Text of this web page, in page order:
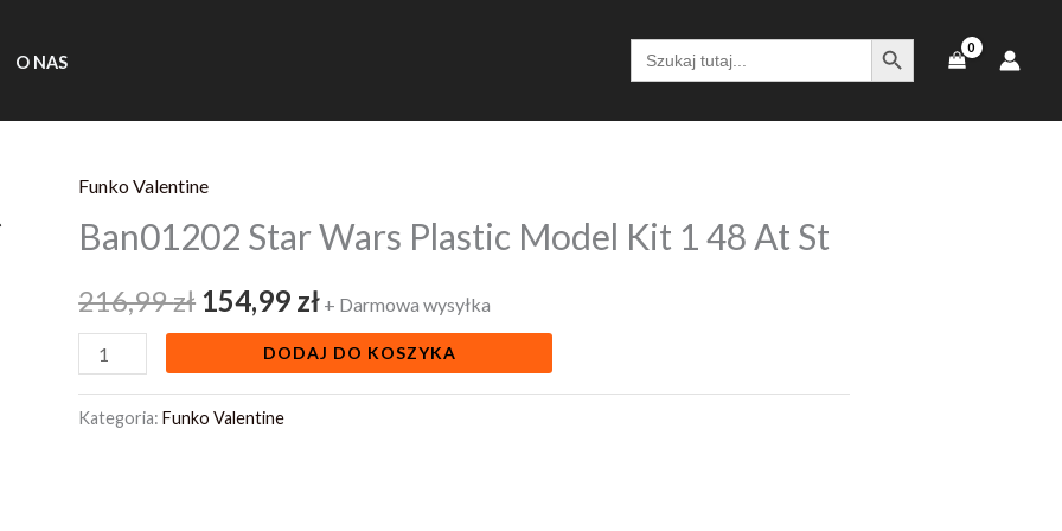
O NAS
Search
for:
SEARCH BUTTON
Funko Valentine
Ban01202 Star Wars Plastic Model Kit 1 48 At St
216,99zł
Pierwotna
cena
wynosiła:
216,99 zł.
154,99 zł
cena
wynosi:
154,99 zł.
+ Darmowa wysyłka
ilość
Ban01202
Wars
Plastic
Model
Kit
DODAJ DO KOSZYKA
Kategoria:Funko Valentine